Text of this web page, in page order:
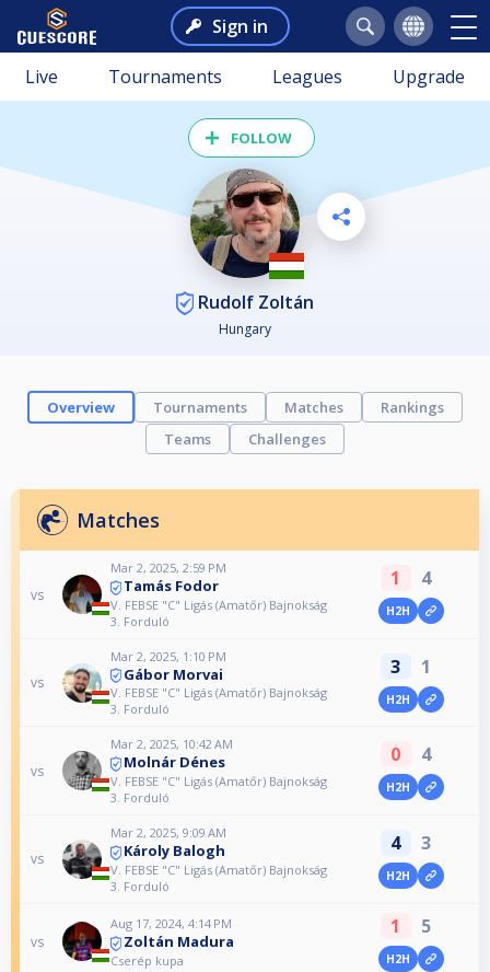
Sign in
Live Tournaments Leagues Upgrade
FOLLOW
Rudolf Zoltán
Hungary
Overview Tournaments Matches
Rankings
Teams
Challenges
Matches
vs
Mar 2, 2025, 2:59 PM
Tamás Fodor
V. FEBSE "C" Ligás (Amatőr) Bajnokság
3. Forduló
1 4
H2H
vs
Mar 2, 2025, 1:10 PM
Gábor Morvai
V. FEBSE "C" Ligás (Amatőr) Bajnokság
3. Forduló
3 1
H2H
vs
Mar 2, 2025, 10:42 AM
Molnár Dénes
V. FEBSE "C" Ligás (Amatőr) Bajnokság
3. Forduló
0 4
H2H
vs
Mar 2, 2025, 9:09 AM
Károly Balogh
V. FEBSE "C" Ligás (Amatőr) Bajnokság
3. Forduló
4 3
H2H
vs
Aug 17, 2024, 4:14 PM
Zoltán Madura
Cserép kupa
1 5
H2H